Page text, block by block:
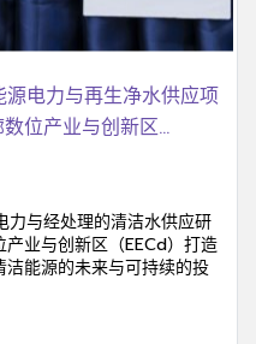
电力与再生净水供应项
位产业与创新区
范模型。
力与经处理的清洁水供应研
业与创新区（EECd）打造
能源的未来与可持续的投